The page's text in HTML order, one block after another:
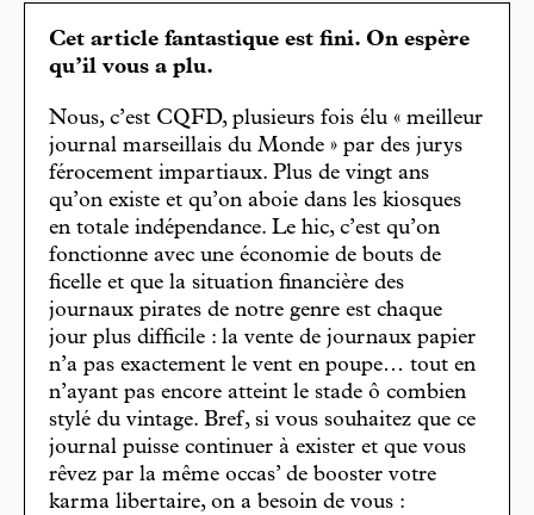
Cet article fantastique est fini. On espère
qu’il vous a plu.
Nous, c’est CQFD, plusieurs fois élu « meilleur
journal marseillais du Monde » par des jurys
férocement impartiaux. Plus de vingt ans
qu’on existe et qu’on aboie dans les kiosques
en totale indépendance. Le hic, c’est qu’on
fonctionne avec une économie de bouts de
ficelle et que la situation financière des
journaux pirates de notre genre est chaque
jour plus difficile : la vente de journaux papier
n’a pas exactement le vent en poupe… tout en
n’ayant pas encore atteint le stade ô combien
stylé du vintage. Bref, si vous souhaitez que ce
journal puisse continuer à exister et que vous
rêvez par la même occas’ de booster votre
karma libertaire, on a besoin de vous :